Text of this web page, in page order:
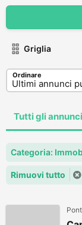
Griglia
Ordinare
Tutti gli annunci
Categoria:
Rimuovi tutto